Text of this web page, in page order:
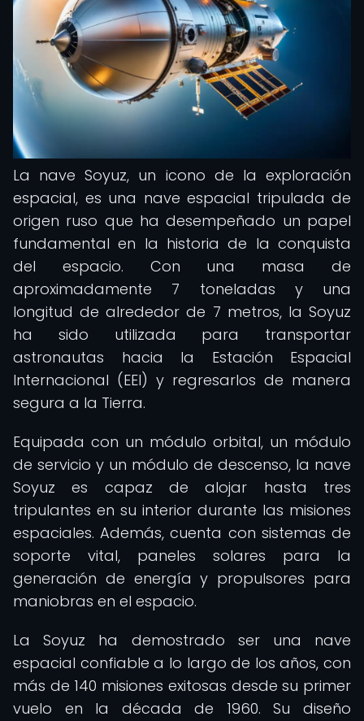
La nave Soyuz, un icono de la exploración
espacial, es una nave espacial tripulada de
origen ruso que ha desempeñado un papel
fundamental en la historia de la conquista
del espacio. Con una masa de
aproximadamente 7 toneladas y una
longitud de alrededor de 7 metros, la Soyuz
ha sido utilizada para transportar
astronautas hacia la Estación Espacial
Internacional (EEI) y regresarlos de manera
segura a la Tierra.
Equipada con un módulo orbital, un módulo
de servicio y un módulo de descenso, la nave
Soyuz es capaz de alojar hasta tres
tripulantes en su interior durante las misiones
espaciales. Además, cuenta con sistemas de
soporte vital, paneles solares para la
generación de energía y propulsores para
maniobras en el espacio.
La Soyuz ha demostrado ser una nave
espacial confiable a lo largo de los años, con
más de 140 misiones exitosas desde su primer
vuelo en la década de 1960. Su diseño